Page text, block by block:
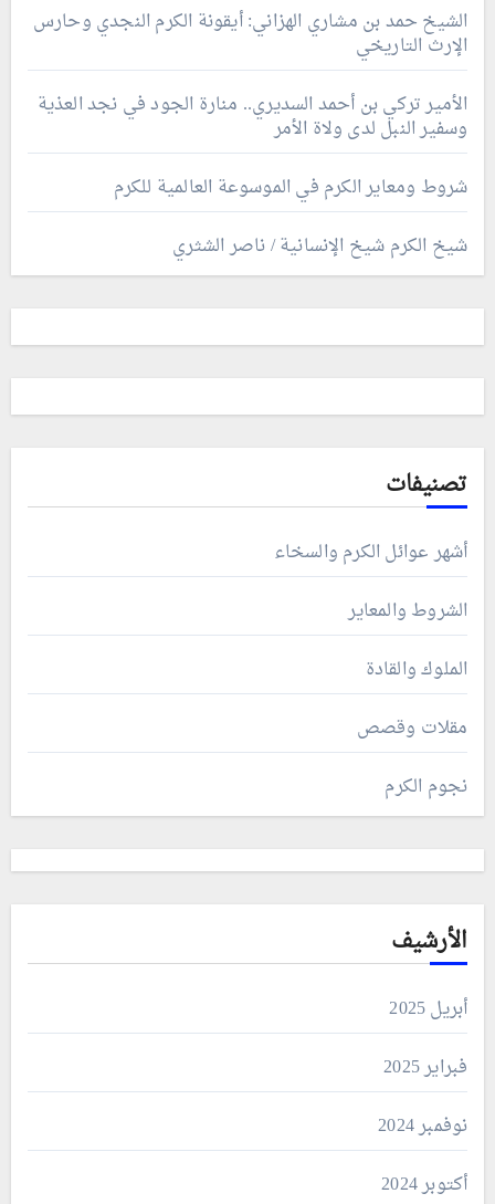
الشيخ حمد بن مشاري الهزاني: أيقونة الكرم النجدي وحارس
الإرث التاريخي
الأمير تركي بن أحمد السديري.. منارة الجود في نجد العذية
وسفير النبل لدى ولاة الأمر
شروط ومعاير الكرم في الموسوعة العالمية للكرم
شيخ الكرم شيخ الإنسانية / ناصر الشثري
تصنيفات
أشهر عوائل الكرم والسخاء
الشروط والمعاير
الملوك والقادة
مقلات وقصص
نجوم الكرم
الأرشيف
أبريل 2025
فبراير 2025
نوفمبر 2024
أكتوبر 2024